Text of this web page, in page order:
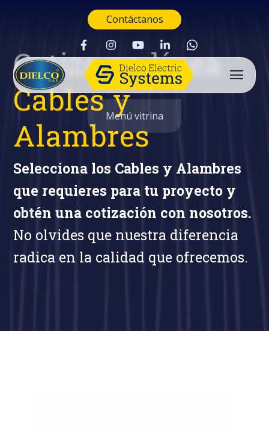
Contáctanos
Buscar
Menú vitrina
Cotiza en línea
Cables y
Alambres
Selecciona los Cables y Alambres
que requieres para tu proyecto y
obtén una cotización con nosotros.
No olvides que nuestra diferencia
radica en la calidad que ofrecemos.